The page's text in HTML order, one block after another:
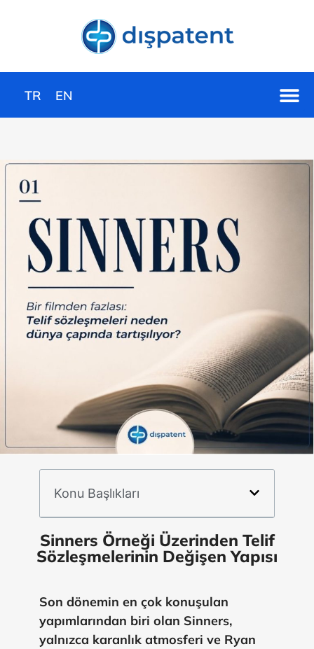
TR EN
Konu Başlıkları
Sinners Örneği Üzerinden Telif
Sözleşmelerinin Değişen Yapısı
Son dönemin en çok konuşulan
yapımlarından biri olan Sinners,
yalnızca karanlık atmosferi ve Ryan